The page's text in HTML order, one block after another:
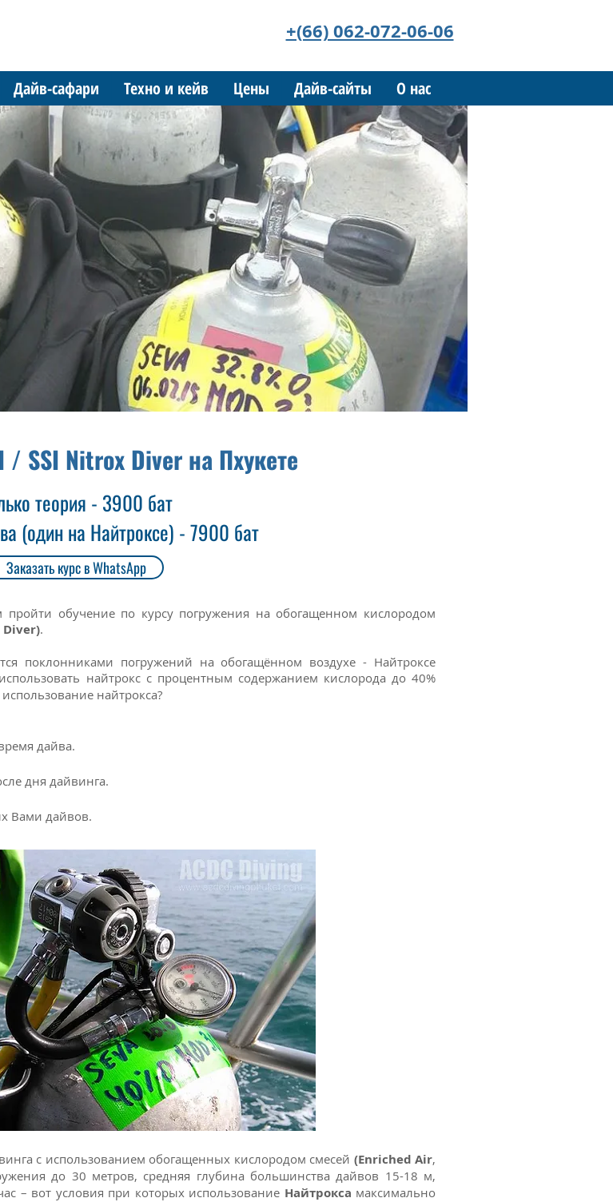
+(66) 062-072-06-06
/ SSI Nitrox Diver на Пхукете
теория - 3900 бат
(один на Найтроксе) - 7900 бат
Заказать курс в WhatsApp
пройти обучение по курсу погружения на обогащенном кислородом
.
поклонниками погружений на обогащённом воздухе - Найтроксе
найтрокс с процентным содержанием кислорода до 40%
найтрокса?
дайва.
дня дайвинга.
Вами дайвов.
с использованием обогащенных кислородом смесей (Enriched Air,
до 30 метров, средняя глубина большинства дайвов 15-18 м,
– вот условия при которых использование Найтрокса максимально
Дайв-сафари Техно и кейв Цены Дайв-сайты О нас